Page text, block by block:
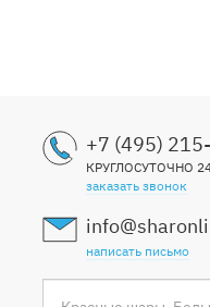
+7 (495)
КРУГЛОСУТОЧНО
заказать звонок
написать письмо